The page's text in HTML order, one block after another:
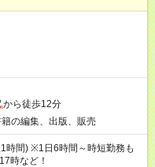
から徒歩12分
の編集、出版、販売
間) ※1日6時間～時短勤務も
時など！